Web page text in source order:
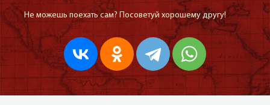
Не можешь поехать сам? Посоветуй хорошему другу!